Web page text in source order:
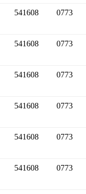
541608 0773
541608 0773
541608 0773
541608 0773
541608 0773
541608 0773